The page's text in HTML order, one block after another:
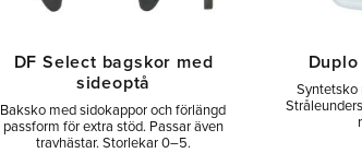
DF Select bagskor med
sideoptå
Baksko med sidokappor och förlängd
passform för extra stöd. Passar även
travhästar. Storlekar 0–5.
Syntetsko